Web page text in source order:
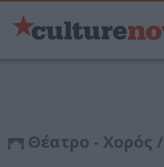
Θέατρο - Χορός /